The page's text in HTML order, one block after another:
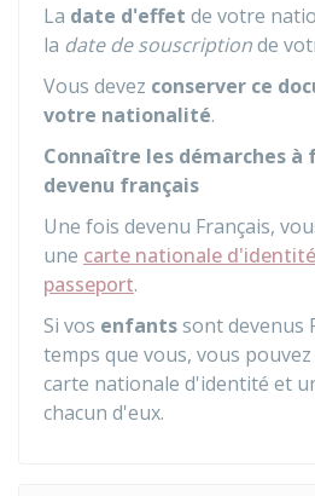
La date d'effet de votre
la date de souscriptionde
Vous devez conserver ce
votre nationalité.
Connaître les démarches à
devenu français
Une fois devenu Français,
une carte nationale d'identité
passeport.
Si vos enfantssont devenus
temps que vous, vous
carte nationale d'identité et
chacun d'eux.